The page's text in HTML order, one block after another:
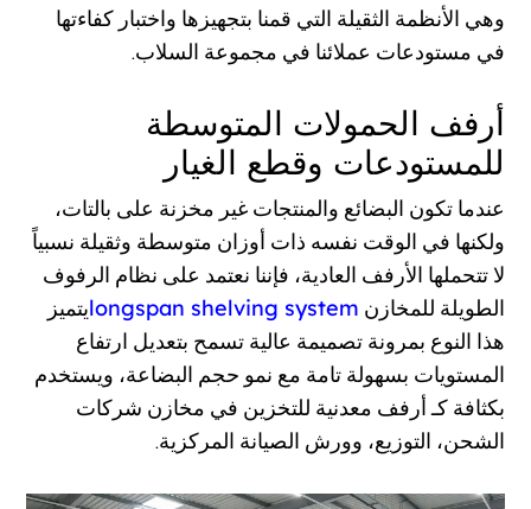
وهي الأنظمة الثقيلة التي قمنا بتجهيزها واختبار كفاءتها
في مستودعات عملائنا في مجموعة السلاب.
أرفف الحمولات المتوسطة
للمستودعات وقطع الغيار
عندما تكون البضائع والمنتجات غير مخزنة على بالتات،
ولكنها في الوقت نفسه ذات أوزان متوسطة وثقيلة نسبياً
لا تتحملها الأرفف العادية، فإننا نعتمد على نظام الرفوف
الطويلة للمخازن longspan shelving systemيتميز
هذا النوع بمرونة تصميمة عالية تسمح بتعديل ارتفاع
المستويات بسهولة تامة مع نمو حجم البضاعة، ويستخدم
بكثافة كـ أرفف معدنية للتخزين في مخازن شركات
الشحن، التوزيع، وورش الصيانة المركزية.